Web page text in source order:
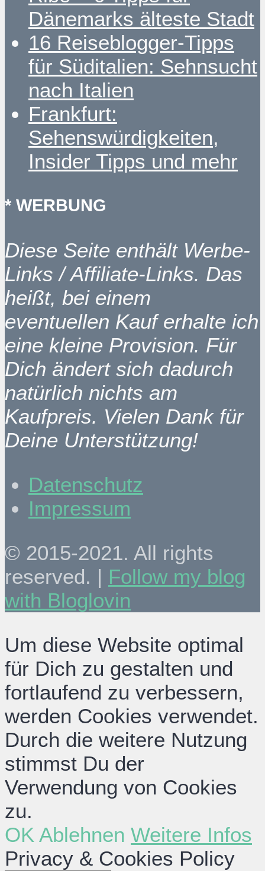
Dänemarks älteste Stadt
16 Reiseblogger-Tipps
für Süditalien: Sehnsucht
nach Italien
Frankfurt:
Sehenswürdigkeiten,
Insider Tipps und mehr
* WERBUNG
Diese Seite enthält Werbe-
Links / Affiliate-Links. Das
heißt, bei einem
eventuellen Kauf erhalte ich
eine kleine Provision. Für
Dich ändert sich dadurch
natürlich nichts am
Kaufpreis. Vielen Dank für
Deine Unterstützung!
Datenschutz
Impressum
© 2015-2021. All rights
reserved. | Follow my blog
with Bloglovin
Um diese Website optimal
für Dich zu gestalten und
fortlaufend zu verbessern,
werden Cookies verwendet.
Durch die weitere Nutzung
stimmst Du der
Verwendung von Cookies
zu.
OK Ablehnen Weitere Infos
Privacy & Cookies Policy